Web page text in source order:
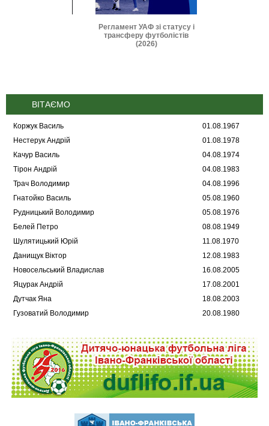
Регламент УАФ зі статусу і
трансферу футболістів
(2026)
ВІТАЄМО
Коржук Василь
01.08.1967
Нестерук Андрій
01.08.1978
Качур Василь
04.08.1974
Тірон Андрій
04.08.1983
Трач Володимир
04.08.1996
Гнатойко Василь
05.08.1960
Рудницький Володимир
05.08.1976
Белей Петро
08.08.1949
Шулятицький Юрій
11.08.1970
Данищук Віктор
12.08.1983
Новосельський Владислав
16.08.2005
Яцурак Андрій
17.08.2001
Дутчак Яна
18.08.2003
Гузоватий Володимир
20.08.1980